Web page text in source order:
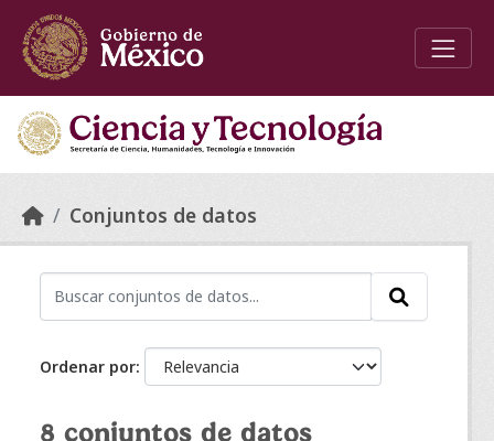
Skip to main content
Conjuntos de datos
Ordenar por
8 conjuntos de datos